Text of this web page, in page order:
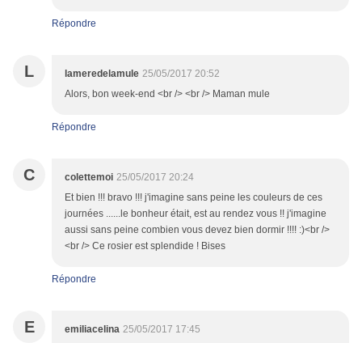
Répondre
L lameredelamule 25/05/2017 20:52
Alors, bon week-end <br /> <br /> Maman mule
Répondre
C colettemoi 25/05/2017 20:24
Et bien !!! bravo !!! j'imagine sans peine les couleurs de ces
journées ......le bonheur était, est au rendez vous !! j'imagine
aussi sans peine combien vous devez bien dormir !!!! :)<br />
<br /> Ce rosier est splendide ! Bises
Répondre
E emiliacelina 25/05/2017 17:45